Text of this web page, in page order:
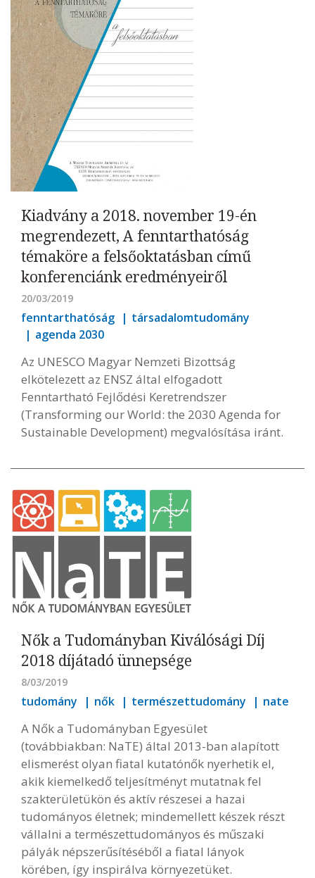
Kiadvány a 2018. november 19-én
megrendezett, A fenntarthatóság
témaköre a felsőoktatásban című
konferenciánk eredményeiről
20/03/2019
fenntarthatóság
társadalomtudomány
agenda 2030
Az UNESCO Magyar Nemzeti Bizottság
elkötelezett az ENSZ által elfogadott
Fenntartható Fejlődési Keretrendszer
(Transforming our World: the 2030 Agenda for
Sustainable Development) megvalósítása iránt.
Nők a Tudományban Kiválósági Díj
2018 díjátadó ünnepsége
8/03/2019
tudomány nők természettudomány nate
A Nők a Tudományban Egyesület
(továbbiakban: NaTE) által 2013-ban alapított
elismerést olyan fiatal kutatónők nyerhetik el,
akik kiemelkedő teljesítményt mutatnak fel
szakterületükön és aktív részesei a hazai
tudományos életnek; mindemellett készek részt
vállalni a természettudományos és műszaki
pályák népszerűsítéséből a fiatal lányok
körében, így inspirálva környezetüket.